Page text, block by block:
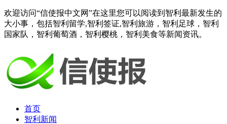
欢迎访问“信使报中文网”在这里您可以阅读到智利最新发生的
大小事，包括智利留学,智利签证,智利旅游，智利足球，智利
国家队，智利葡萄酒，智利樱桃，智利美食等新闻资讯。
首页
智利新闻